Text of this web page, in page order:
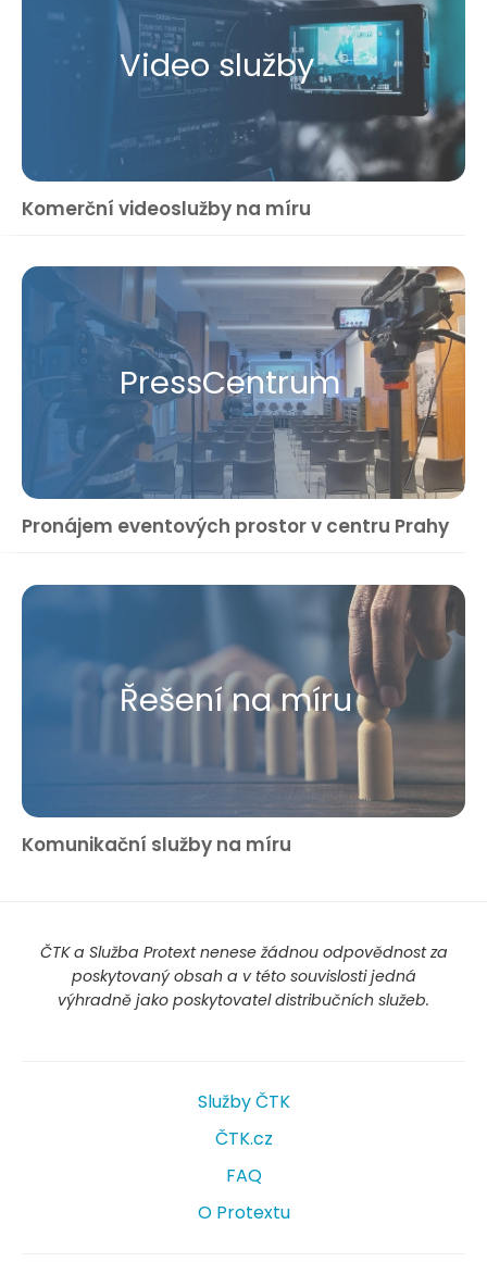
Video služby
Komerční videoslužby na míru
Press​Centrum
Pronájem eventových prostor v centru Prahy
Řešení na míru
Komunikační služby na míru
ČTK a Služba Protext nenese žádnou odpovědnost za
poskytovaný obsah a v této souvislosti jedná
výhradně jako poskytovatel distribučních služeb.
Služby ČTK
ČTK.cz
FAQ
O Protextu